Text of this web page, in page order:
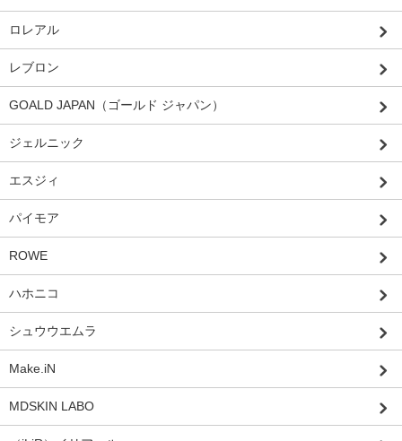
ロレアル
レブロン
GOALD JAPAN（ゴールド ジャパン）
ジェルニック
エスジィ
パイモア
ROWE
ハホニコ
シュウウエムラ
Make.iN
MDSKIN LABO